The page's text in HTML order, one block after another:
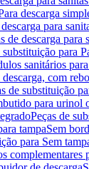
descarga
para
de descarga
substituição para
sanitários
com
de substituição
para
Peças de
tampaSem
para Sem
complementares